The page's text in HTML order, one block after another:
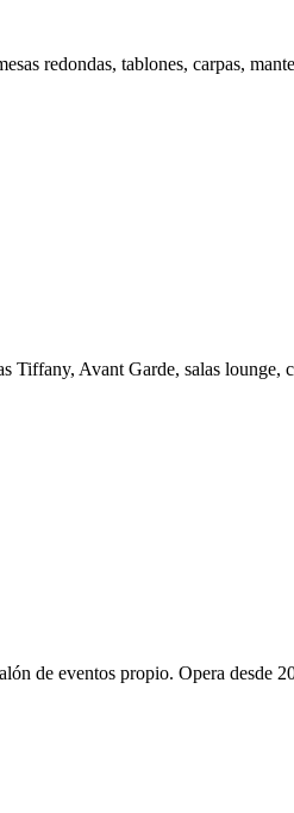
redondas, tablones, carpas,
Tiffany, Avant Garde, salas
de eventos propio. Opera desde